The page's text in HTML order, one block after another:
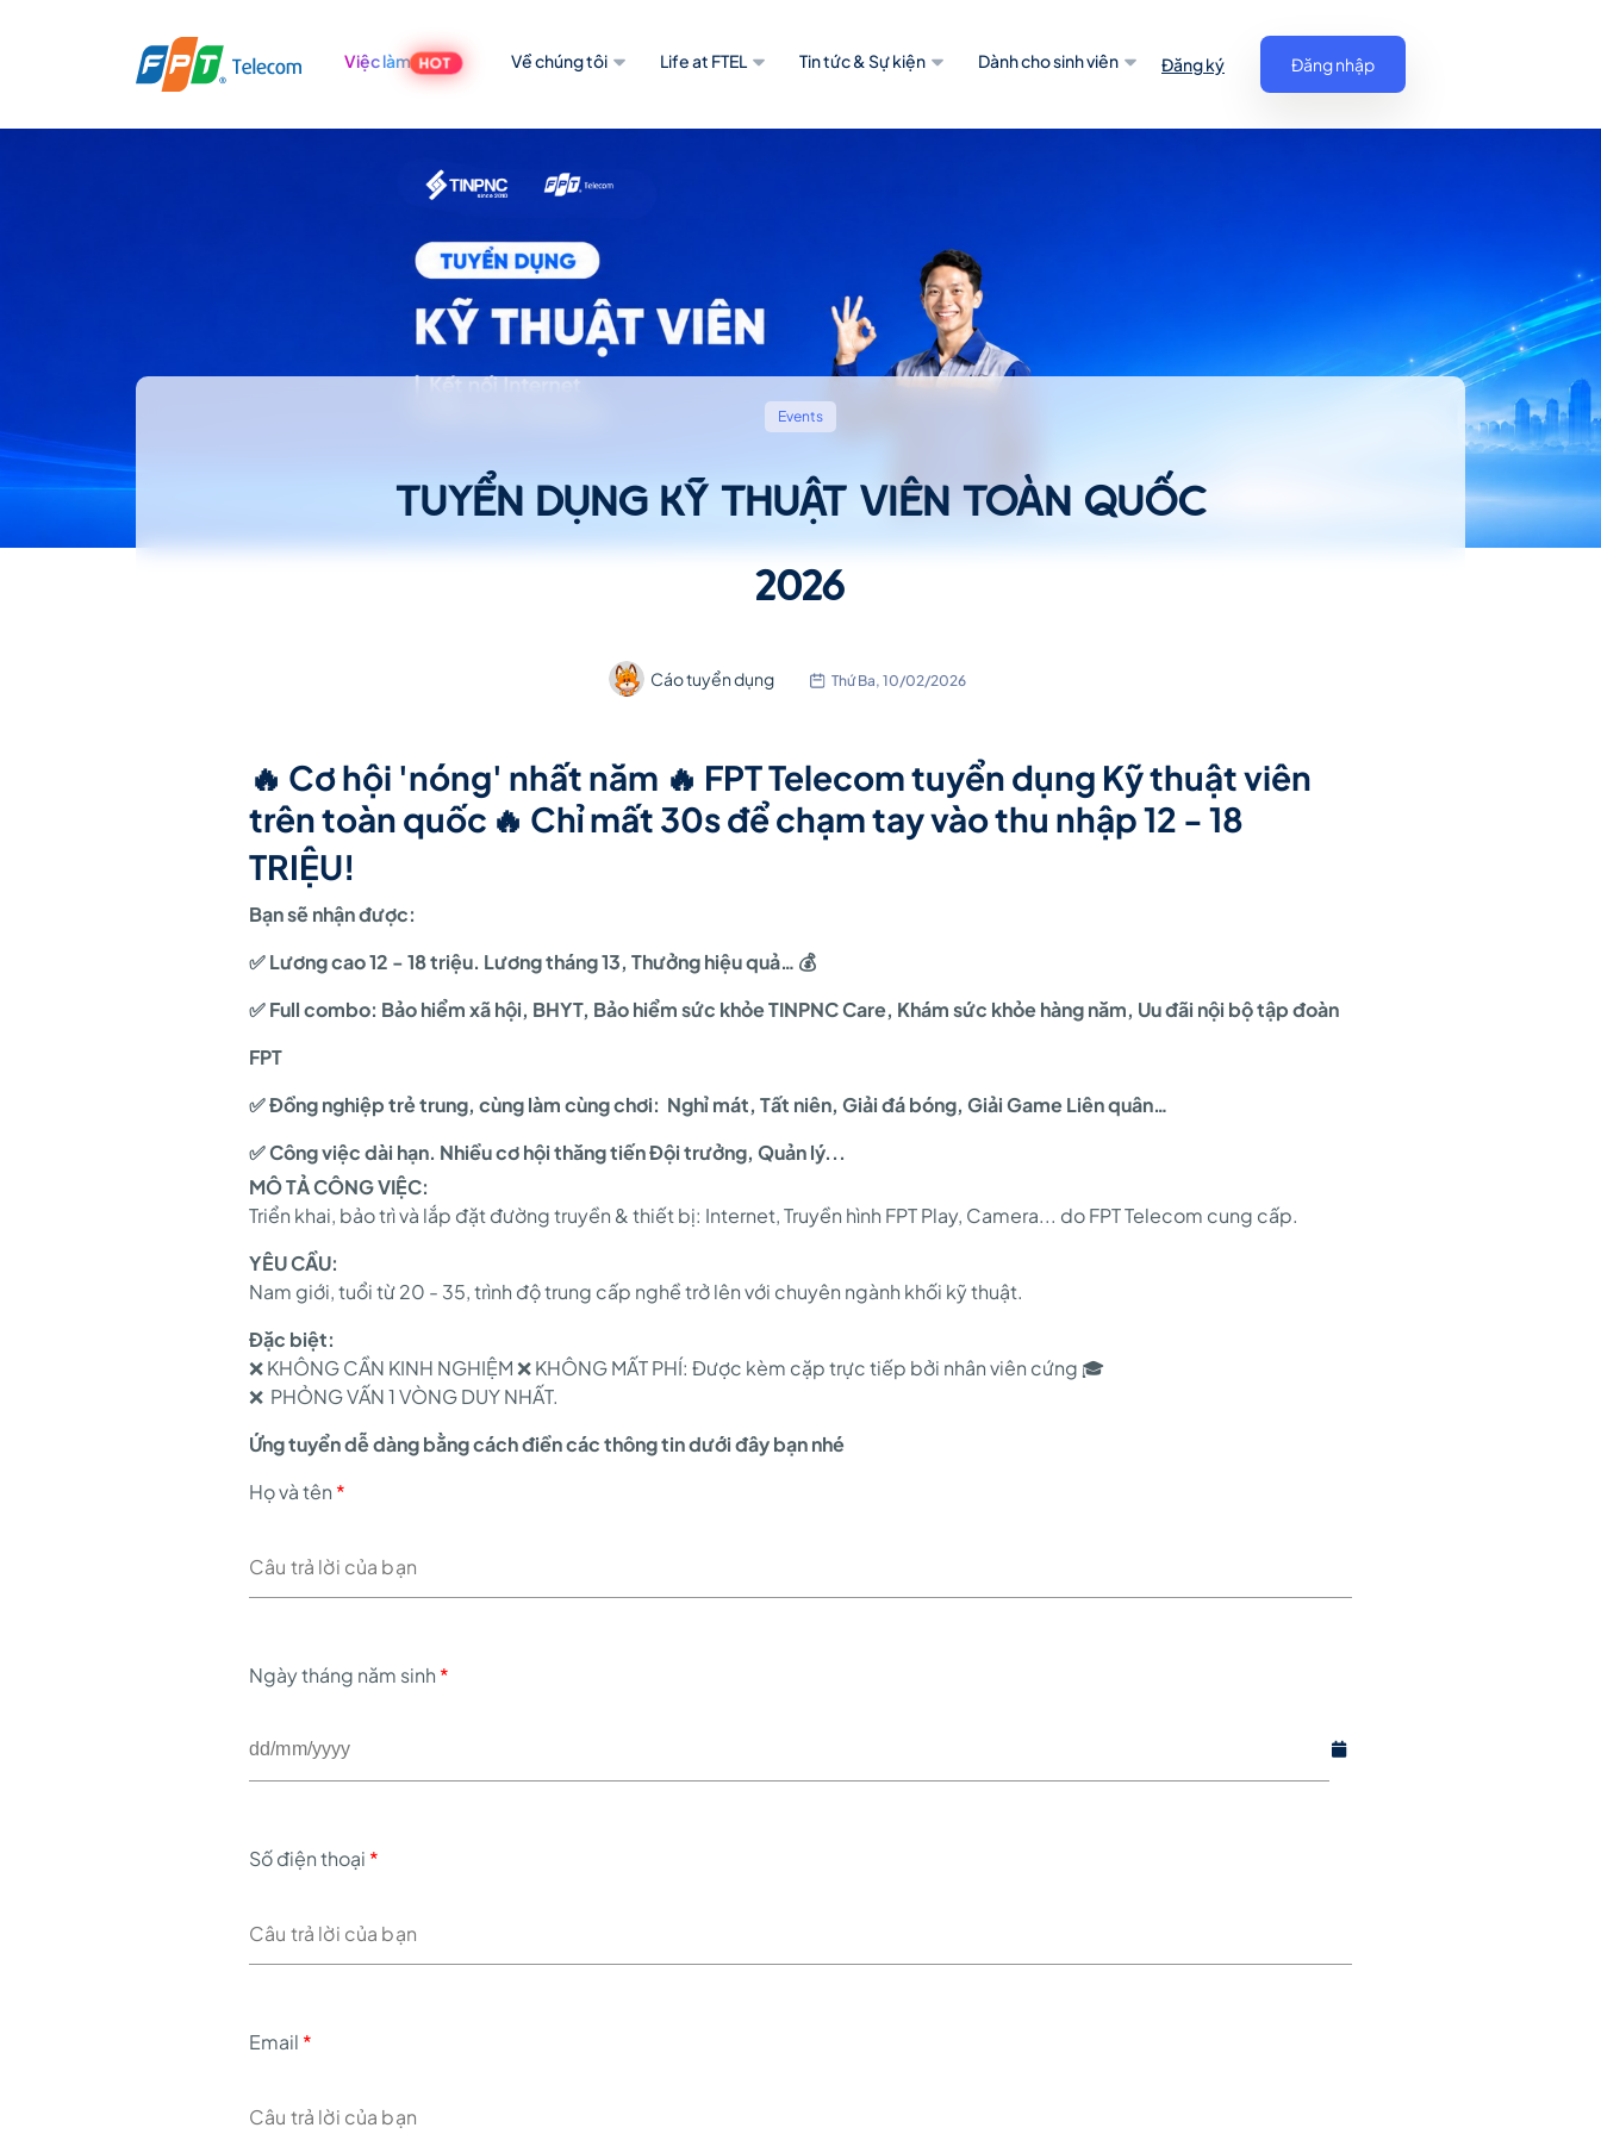
Việc làm HOT Về chúng tôi Life at FTEL Tin tức & Sự kiện Dành cho sinh viên Đăng ký Đăng nhập
Events
TUYỂN DỤNG KỸ THUẬT VIÊN TOÀN QUỐC
2026
Cáo tuyển dụng Thứ Ba, 10/02/2026
🔥 Cơ hội 'nóng' nhất năm 🔥 FPT Telecom tuyển dụng Kỹ thuật viên
trên toàn quốc 🔥 Chỉ mất 30s để chạm tay vào thu nhập 12 - 18
TRIỆU!
Bạn sẽ nhận được:
✅ Lương cao 12 - 18 triệu. Lương tháng 13, Thưởng hiệu quả… 💰
✅ Full combo: Bảo hiểm xã hội, BHYT, Bảo hiểm sức khỏe TINPNC Care, Khám sức khỏe hàng năm, Uu đãi nội bộ tập đoàn
FPT
✅ Đồng nghiệp trẻ trung, cùng làm cùng chơi: Nghỉ mát, Tất niên, Giải đá bóng, Giải Game Liên quân…
✅ Công việc dài hạn. Nhiều cơ hội thăng tiến Đội trưởng, Quản lý...
MÔ TẢ CÔNG VIỆC:
Triển khai, bảo trì và lắp đặt đường truyền & thiết bị: Internet, Truyền hình FPT Play, Camera... do FPT Telecom cung cấp.
YÊU CẦU:
Nam giới, tuổi từ 20 - 35, trình độ trung cấp nghề trở lên với chuyên ngành khối kỹ thuật.
Đặc biệt:
❌ KHÔNG CẦN KINH NGHIỆM ❌ KHÔNG MẤT PHÍ: Được kèm cặp trực tiếp bởi nhân viên cứng 🎓
❌ PHỎNG VẤN 1 VÒNG DUY NHẤT.
Ứng tuyển dễ dàng bằng cách điền các thông tin dưới đây bạn nhé
Họ và tên *
Ngày tháng năm sinh *
Số điện thoại *
Email *